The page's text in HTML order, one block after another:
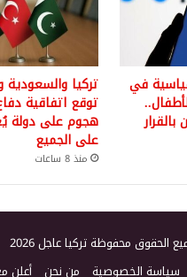
في تركيا والسعودية
توقع اتفاقية
هجوم على دولة
على الجميع
منذ 8 ساعات
الحقوق محفوظة تركيا عاجل 2026
سياسة الخصوصية من نحن أعلن